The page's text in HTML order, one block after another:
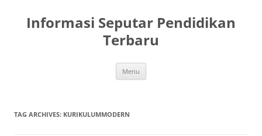
content
Informasi Seputar Pendidikan
Terbaru
Menu
TAG ARCHIVES: KURIKULUMMODERN